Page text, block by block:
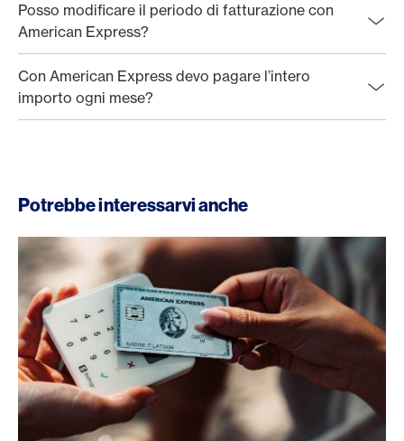
Posso modificare il periodo di fatturazione con
American Express?
Con American Express devo pagare l’intero
importo ogni mese?
Potrebbe interessarvi anche